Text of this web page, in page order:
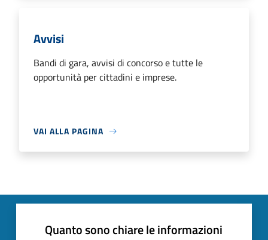
Avvisi
Bandi di gara, avvisi di concorso e tutte le
opportunità per cittadini e imprese.
VAI ALLA PAGINA
Quanto sono chiare le informazioni